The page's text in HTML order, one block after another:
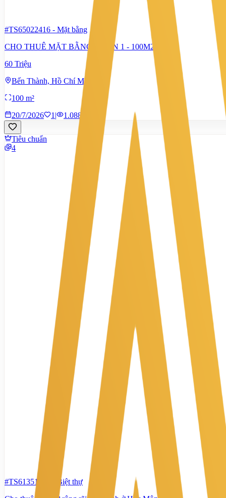
#TS65022416 - Mặt bằng
CHO THUÊ MẶT BẰNG QUẬN 1 - 100M2
60 Triệu
Bến Thành, Hồ Chí Minh
100 m²
20/7/2026
1 | 1.088
Tiêu chuẩn
4
#TS61351979
Biệt thự